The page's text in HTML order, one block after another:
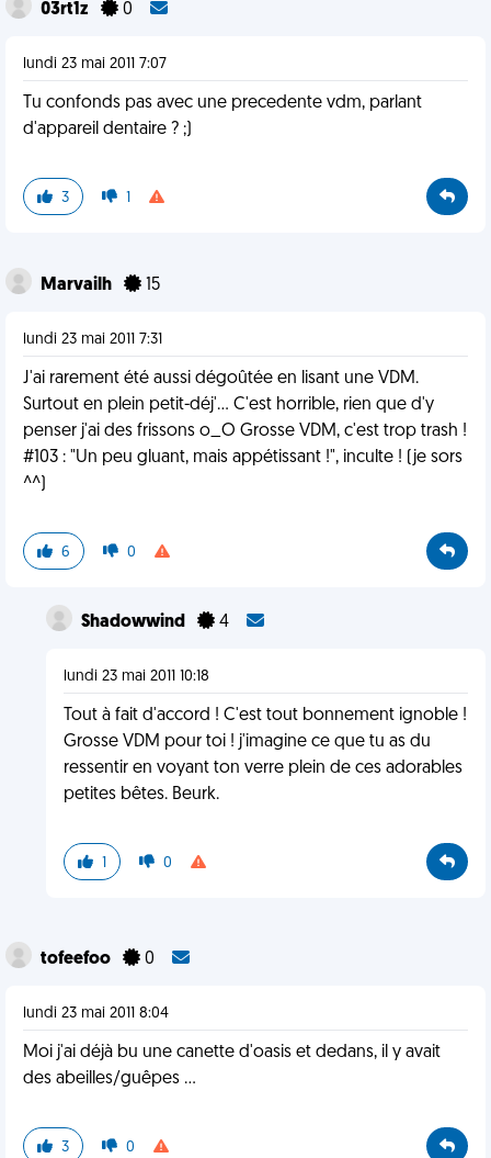
03rt1z 0
lundi 23 mai 2011 7:07
Tu confonds pas avec une precedente vdm, parlant
d'appareil dentaire ? ;)
3 1
Marvailh 15
lundi 23 mai 2011 7:31
J'ai rarement été aussi dégoûtée en lisant une VDM.
Surtout en plein petit-déj'... C'est horrible, rien que d'y
penser j'ai des frissons o_O Grosse VDM, c'est trop trash !
#103 : "Un peu gluant, mais appétissant !", inculte ! (je sors
^^)
6 0
Shadowwind 4
lundi 23 mai 2011 10:18
Tout à fait d'accord ! C'est tout bonnement ignoble !
Grosse VDM pour toi ! j'imagine ce que tu as du
ressentir en voyant ton verre plein de ces adorables
petites bêtes. Beurk.
1 0
tofeefoo 0
lundi 23 mai 2011 8:04
Moi j'ai déjà bu une canette d'oasis et dedans, il y avait
des abeilles/guêpes ...
3 0